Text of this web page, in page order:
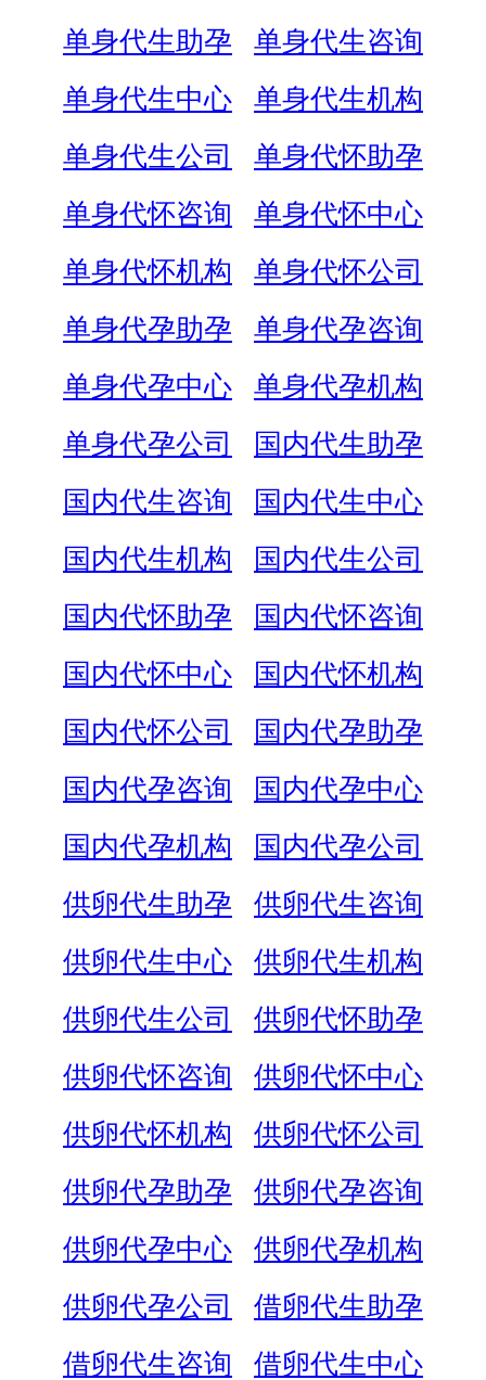
单身代生助孕
单身代生咨询
单身代生中心
单身代生机构
单身代生公司
单身代怀助孕
单身代怀咨询
单身代怀中心
单身代怀机构
单身代怀公司
单身代孕助孕
单身代孕咨询
单身代孕中心
单身代孕机构
单身代孕公司
国内代生助孕
国内代生咨询
国内代生中心
国内代生机构
国内代生公司
国内代怀助孕
国内代怀咨询
国内代怀中心
国内代怀机构
国内代怀公司
国内代孕助孕
国内代孕咨询
国内代孕中心
国内代孕机构
国内代孕公司
供卵代生助孕
供卵代生咨询
供卵代生中心
供卵代生机构
供卵代生公司
供卵代怀助孕
供卵代怀咨询
供卵代怀中心
供卵代怀机构
供卵代怀公司
供卵代孕助孕
供卵代孕咨询
供卵代孕中心
供卵代孕机构
供卵代孕公司
借卵代生助孕
借卵代生咨询
借卵代生中心